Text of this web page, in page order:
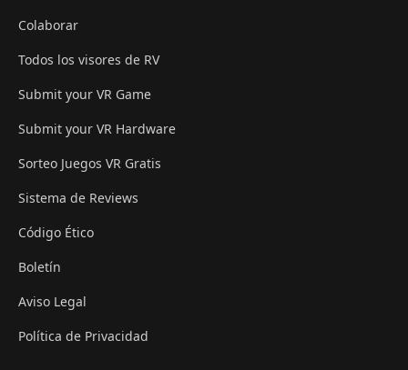
Colaborar
Todos los visores de RV
Submit your VR Game
Submit your VR Hardware
Sorteo Juegos VR Gratis
Sistema de Reviews
Código Ético
Boletín
Aviso Legal
Política de Privacidad